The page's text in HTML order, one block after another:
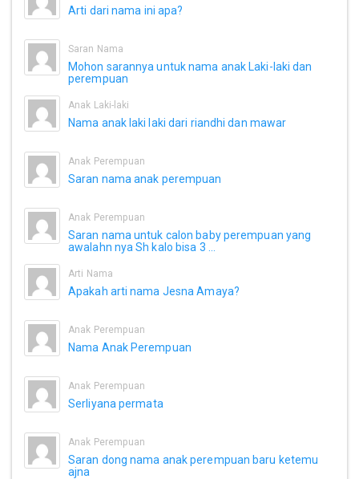
Arti dari nama ini apa?
Saran Nama
Mohon sarannya untuk nama anak Laki-laki dan
perempuan
Anak Laki-laki
Nama anak laki laki dari riandhi dan mawar
Anak Perempuan
Saran nama anak perempuan
Anak Perempuan
Saran nama untuk calon baby perempuan yang
awalahn nya Sh kalo bisa 3 ...
Arti Nama
Apakah arti nama Jesna Amaya?
Anak Perempuan
Nama Anak Perempuan
Anak Perempuan
Serliyana permata
Anak Perempuan
Saran dong nama anak perempuan baru ketemu
ajna